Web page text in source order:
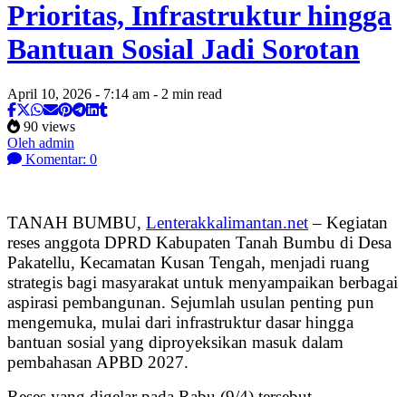
Prioritas, Infrastruktur hingga
Bantuan Sosial Jadi Sorotan
April 10, 2026 - 7:14 am - 2 min read
90 views
Oleh admin
Komentar: 0
TANAH BUMBU, Lenterakkalimantan.net– Kegiatan
reses anggota DPRD Kabupaten Tanah Bumbu di Desa
Pakatellu, Kecamatan Kusan Tengah, menjadi ruang
strategis bagi masyarakat untuk menyampaikan berbagai
aspirasi pembangunan. Sejumlah usulan penting pun
mengemuka, mulai dari infrastruktur dasar hingga
bantuan sosial yang diproyeksikan masuk dalam
pembahasan APBD 2027.